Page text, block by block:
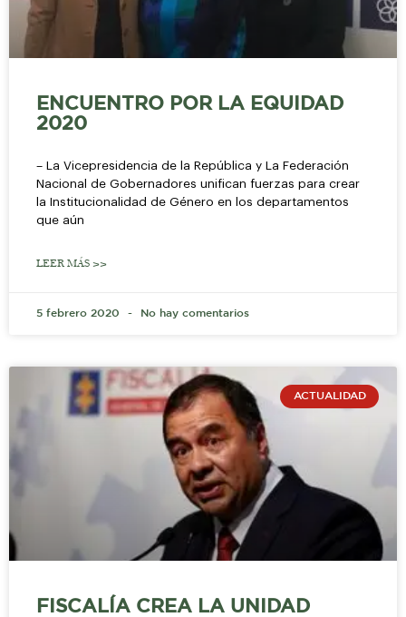
ENCUENTRO POR LA EQUIDAD
2020
– La Vicepresidencia de la República y La Federación
Nacional de Gobernadores unifican fuerzas para crear
la Institucionalidad de Género en los departamentos
que aún
LEER MÁS >>
5 febrero 2020 No hay comentarios
ACTUALIDAD
FISCALÍA CREA LA UNIDAD